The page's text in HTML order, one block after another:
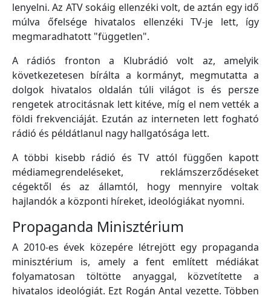
lenyelni. Az ATV sokáig ellenzéki volt, de aztán egy idő
múlva őfelsége hivatalos ellenzéki TV-je lett, így
megmaradhatott "független".
A rádiós fronton a Klubrádió volt az, amelyik
következetesen bírálta a kormányt, megmutatta a
dolgok hivatalos oldalán túli világot is és persze
rengetek atrocitásnak lett kitéve, míg el nem vették a
földi frekvenciáját. Ezután az interneten lett fogható
rádió és példátlanul nagy hallgatósága lett.
A többi kisebb rádió és TV attól függően kapott
médiamegrendeléseket, reklámszerződéseket
cégektől és az államtól, hogy mennyire voltak
hajlandók a központi híreket, ideológiákat nyomni.
Propaganda Minisztérium
A 2010-es évek közepére létrejött egy propaganda
minisztérium is, amely a fent említett médiákat
folyamatosan töltötte anyaggal, közvetítette a
hivatalos ideológiát. Ezt Rogán Antal vezette. Többen